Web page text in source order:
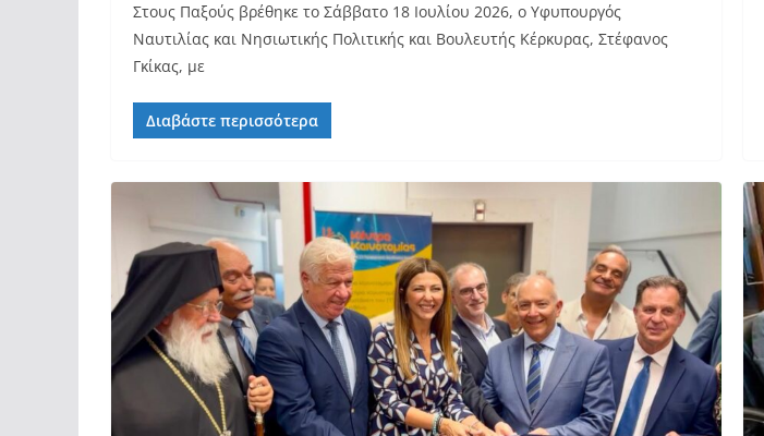
Στους Παξούς βρέθηκε το Σάββατο 18 Ιουλίου 2026, ο Υφυπουργός
Ναυτιλίας και Νησιωτικής Πολιτικής και Βουλευτής Κέρκυρας, Στέφανος
Γκίκας, με
Διαβάστε περισσότερα